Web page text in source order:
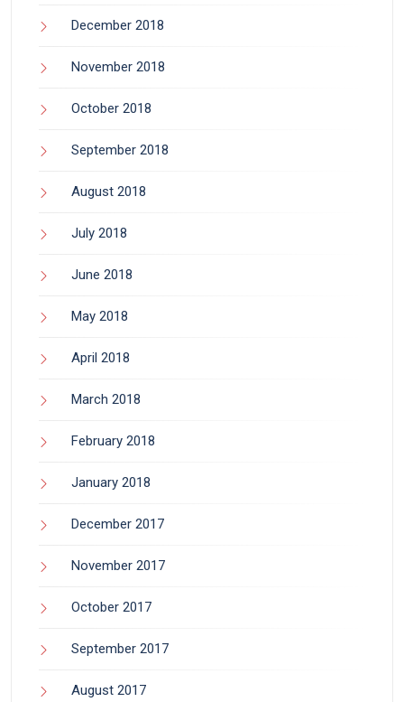
December 2018
November 2018
October 2018
September 2018
August 2018
July 2018
June 2018
May 2018
April 2018
March 2018
February 2018
January 2018
December 2017
November 2017
October 2017
September 2017
August 2017